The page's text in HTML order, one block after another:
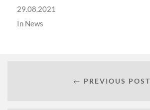
29.08.2021
In News
← PREVIOUS POST